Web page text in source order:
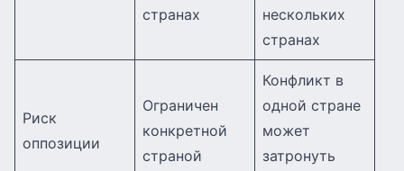
странах
нескольких
странах
Риск
оппозиции
Ограничен
конкретной
страной
Конфликт в
одной стране
может
затронуть